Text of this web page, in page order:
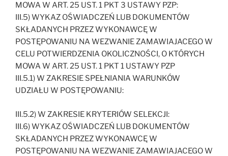
MOWA W ART. 25 UST. 1 PKT 3 USTAWY PZP:
III.5) WYKAZ OŚWIADCZEŃ LUB DOKUMENTÓW
SKŁADANYCH PRZEZ WYKONAWCĘ W
POSTĘPOWANIU NA WEZWANIE ZAMAWIAJACEGO W
CELU POTWIERDZENIA OKOLICZNOŚCI, O KTÓRYCH
MOWA W ART. 25 UST. 1 PKT 1 USTAWY PZP
III.5.1) W ZAKRESIE SPEŁNIANIA WARUNKÓW
UDZIAŁU W POSTĘPOWANIU:
III.5.2) W ZAKRESIE KRYTERIÓW SELEKCJI:
III.6) WYKAZ OŚWIADCZEŃ LUB DOKUMENTÓW
SKŁADANYCH PRZEZ WYKONAWCĘ W
POSTĘPOWANIU NA WEZWANIE ZAMAWIAJACEGO W